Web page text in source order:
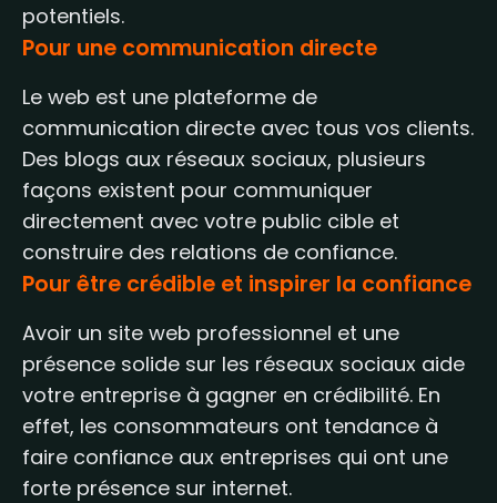
potentiels.
Pour une communication directe
Le web est une plateforme de
communication directe avec tous vos clients.
Des blogs aux réseaux sociaux, plusieurs
façons existent pour communiquer
directement avec votre public cible et
construire des relations de confiance.
Pour être crédible et inspirer la confiance
Avoir un site web professionnel et une
présence solide sur les réseaux sociaux aide
votre entreprise à gagner en crédibilité. En
effet, les consommateurs ont tendance à
faire confiance aux entreprises qui ont une
forte présence sur internet.